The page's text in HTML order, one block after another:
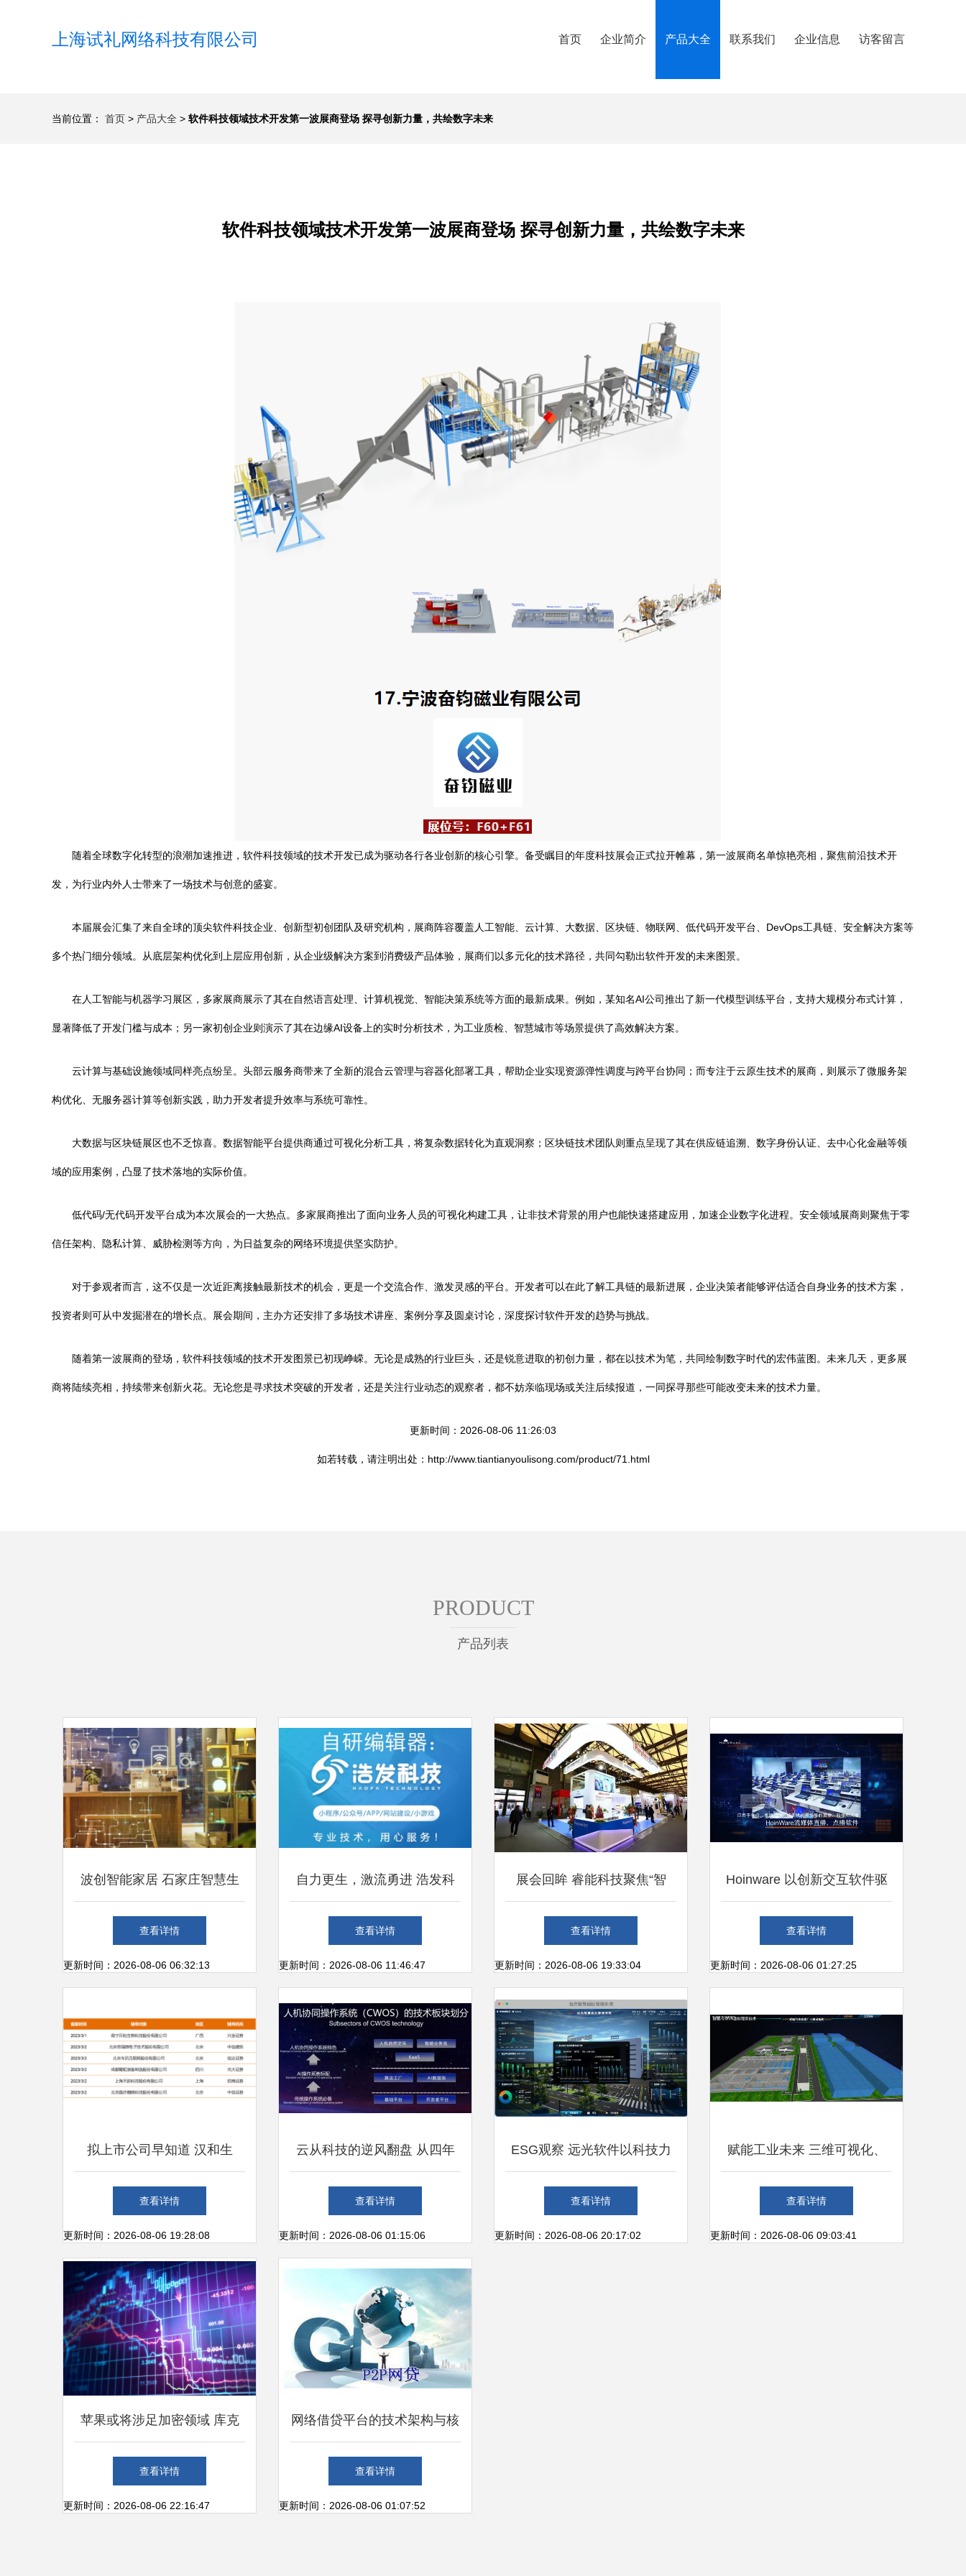
上海试礼网络科技有限公司 首页 企业简介 产品大全 联系我们 企业信息 访客留言
当前位置： 首页 > 产品大全 > 软件科技领域技术开发第一波展商登场 探寻创新力量，共绘数字未来
软件科技领域技术开发第一波展商登场 探寻创新力量，共绘数字未来
随着全球数字化转型的浪潮加速推进，软件科技领域的技术开发已成为驱动各行各业创新的核心引擎。备受瞩目的年度科技展会正式拉开帷幕，第一波展商名单惊艳亮相，聚焦前沿技术开
发，为行业内外人士带来了一场技术与创意的盛宴。
本届展会汇集了来自全球的顶尖软件科技企业、创新型初创团队及研究机构，展商阵容覆盖人工智能、云计算、大数据、区块链、物联网、低代码开发平台、DevOps工具链、安全解决方案等
多个热门细分领域。从底层架构优化到上层应用创新，从企业级解决方案到消费级产品体验，展商们以多元化的技术路径，共同勾勒出软件开发的未来图景。
在人工智能与机器学习展区，多家展商展示了其在自然语言处理、计算机视觉、智能决策系统等方面的最新成果。例如，某知名AI公司推出了新一代模型训练平台，支持大规模分布式计算，
显著降低了开发门槛与成本；另一家初创企业则演示了其在边缘AI设备上的实时分析技术，为工业质检、智慧城市等场景提供了高效解决方案。
云计算与基础设施领域同样亮点纷呈。头部云服务商带来了全新的混合云管理与容器化部署工具，帮助企业实现资源弹性调度与跨平台协同；而专注于云原生技术的展商，则展示了微服务架
构优化、无服务器计算等创新实践，助力开发者提升效率与系统可靠性。
大数据与区块链展区也不乏惊喜。数据智能平台提供商通过可视化分析工具，将复杂数据转化为直观洞察；区块链技术团队则重点呈现了其在供应链追溯、数字身份认证、去中心化金融等领
域的应用案例，凸显了技术落地的实际价值。
低代码/无代码开发平台成为本次展会的一大热点。多家展商推出了面向业务人员的可视化构建工具，让非技术背景的用户也能快速搭建应用，加速企业数字化进程。安全领域展商则聚焦于零
信任架构、隐私计算、威胁检测等方向，为日益复杂的网络环境提供坚实防护。
对于参观者而言，这不仅是一次近距离接触最新技术的机会，更是一个交流合作、激发灵感的平台。开发者可以在此了解工具链的最新进展，企业决策者能够评估适合自身业务的技术方案，
投资者则可从中发掘潜在的增长点。展会期间，主办方还安排了多场技术讲座、案例分享及圆桌讨论，深度探讨软件开发的趋势与挑战。
随着第一波展商的登场，软件科技领域的技术开发图景已初现峥嵘。无论是成熟的行业巨头，还是锐意进取的初创力量，都在以技术为笔，共同绘制数字时代的宏伟蓝图。未来几天，更多展
商将陆续亮相，持续带来创新火花。无论您是寻求技术突破的开发者，还是关注行业动态的观察者，都不妨亲临现场或关注后续报道，一同探寻那些可能改变未来的技术力量。
更新时间：2026-08-06 11:26:03
如若转载，请注明出处：http://www.tiantianyoulisong.com/product/71.html
PRODUCT
产品列表
波创智能家居 石家庄智慧生
活的领航者
查看详情
更新时间：2026-08-06 06:32:13
自力更生，激流勇进 浩发科
技的自研编辑器技术革新之路
查看详情
更新时间：2026-08-06 11:46:47
展会回眸 睿能科技聚焦“智
造”，针纺电控技术抢眼，软
件科技领域技术开发引关注
查看详情
更新时间：2026-08-06 19:33:04
Hoinware 以创新交互软件驱
动各行业数字实践
查看详情
更新时间：2026-08-06 01:27:25
拟上市公司早知道 汉和生
物、昂瑞微等6家公司启动A股
IPO辅导 软件科技领域技术开
发的信号与启示
查看详情
更新时间：2026-08-06 19:28:08
云从科技的逆风翻盘 从四年
亏28亿到科创板AI第一股的突
围之路
查看详情
更新时间：2026-08-06 01:15:06
ESG观察 远光软件以科技力
量助推可持续发展新篇章
查看详情
更新时间：2026-08-06 20:17:02
赋能工业未来 三维可视化、
数据联动与仿真技术的深度融
合
查看详情
更新时间：2026-08-06 09:03:41
苹果或将涉足加密领域 库克
持有加密货币引发的行业猜想
查看详情
更新时间：2026-08-06 22:16:47
网络借贷平台的技术架构与核
心开发要素
查看详情
更新时间：2026-08-06 01:07:52